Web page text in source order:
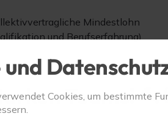
Mindestlohn
und Berufserfahrung)
Teams!
Cookies, um bestimmte